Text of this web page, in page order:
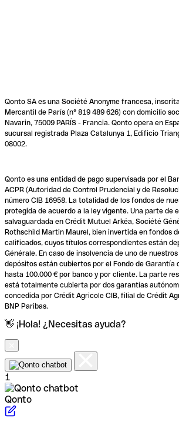
Qonto SA es una Société Anonyme francesa,
Mercantil de París (n° 819 489 626) con domicilio
Navarin, 75009 PARÍS - Francia. Qonto opera en
sucursal registrada Plaza Catalunya 1, Edificio
08002.
Qonto es una entidad de pago supervisada por el
ACPR (Autoridad de Control Prudencial y de
número CIB 16958. La totalidad de los fondos de
protegida de acuerdo a la ley vigente. Una parte de
salvaguardada en Crédit Mutuel Arkéa, Société
Rothschild Martin Maurel, bien invertida en fondos
calificados, cuyos títulos correspondientes están
Générale. En caso de insolvencia de uno de
depósitos están cubiertos por el Fondo de Garantía
hasta 100.000 € por banco y por cliente. La parte
está totalmente cubierta por dos garantías
concedida por Crédit Agricole CIB, filial de Crédit
BNP Paribas.
👋 ¡Hola! ¿Necesitas ayuda?
1
Qonto